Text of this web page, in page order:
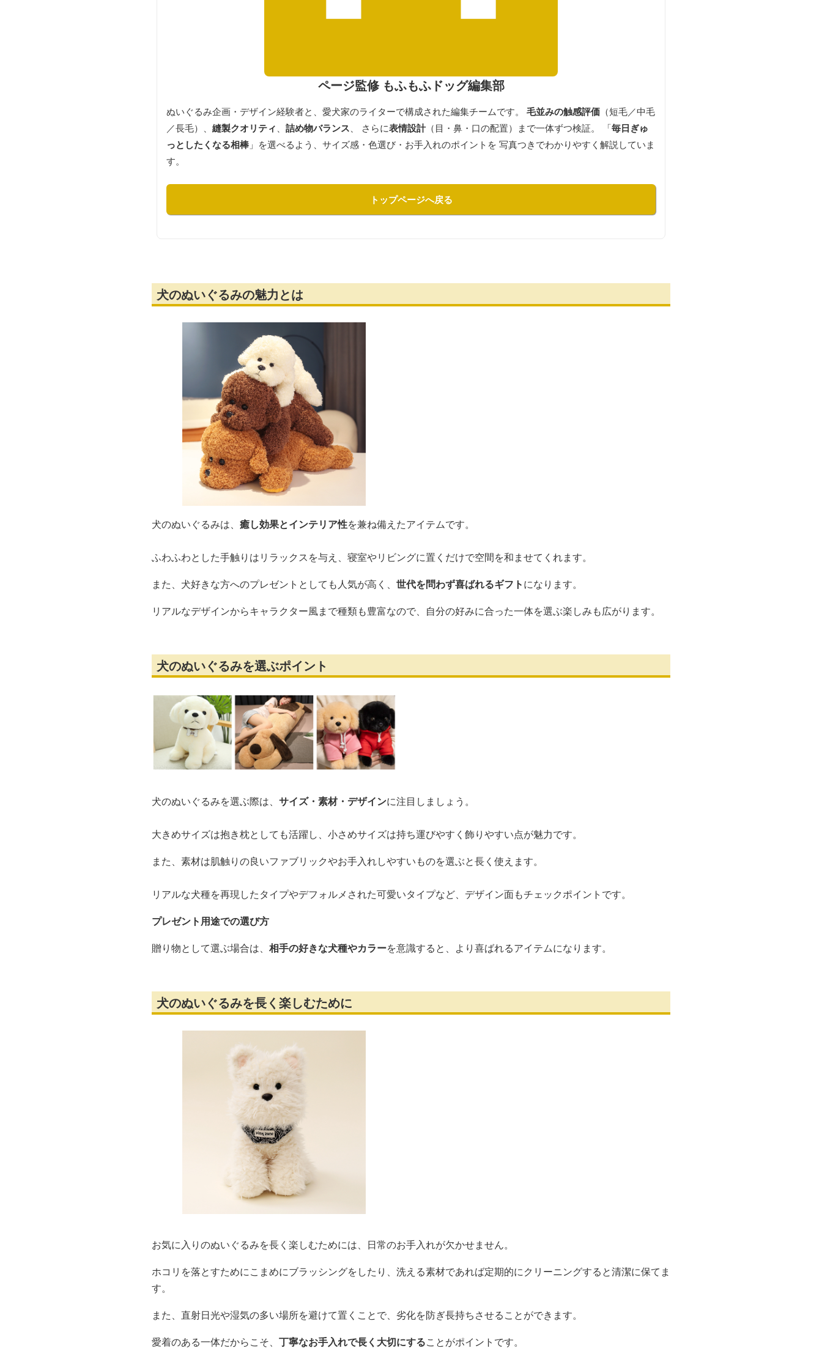
ページ監修 もふもふドッグ編集部
ぬいぐるみ企画・デザイン経験者と、愛犬家のライターで構成された編集チームです。 毛並みの触感評価 （短毛／中毛
／長毛）、 縫製クオリティ 、 詰め物バランス、 さらに表情設計（目・鼻・口の配置）まで一体ずつ検証。 「毎日ぎゅ
っとしたくなる相棒 」を選べるよう、サイズ感・色選び・お手入れのポイントを 写真つきでわかりやすく解説していま
す。
トップページへ戻る
犬のぬいぐるみの魅力とは
犬のぬいぐるみは、 癒し効果とインテリア性を兼ね備えたアイテムです。
ふわふわとした手触りはリラックスを与え、寝室やリビングに置くだけで空間を和ませてくれます。
また、犬好きな方へのプレゼントとしても人気が高く、 世代を問わず喜ばれるギフトになります。
リアルなデザインからキャラクター風まで種類も豊富なので、自分の好みに合った一体を選ぶ楽しみも広がります。
犬のぬいぐるみを選ぶポイント
犬のぬいぐるみを選ぶ際は、 サイズ・素材・デザインに注目しましょう。
大きめサイズは抱き枕としても活躍し、小さめサイズは持ち運びやすく飾りやすい点が魅力です。
また、素材は肌触りの良いファブリックやお手入れしやすいものを選ぶと長く使えます。
リアルな犬種を再現したタイプやデフォルメされた可愛いタイプなど、デザイン面もチェックポイントです。
プレゼント用途での選び方
贈り物として選ぶ場合は、 相手の好きな犬種やカラーを意識すると、より喜ばれるアイテムになります。
犬のぬいぐるみを長く楽しむために
お気に入りのぬいぐるみを長く楽しむためには、日常のお手入れが欠かせません。
ホコリを落とすためにこまめにブラッシングをしたり、洗える素材であれば定期的にクリーニングすると清潔に保てま
す。
また、直射日光や湿気の多い場所を避けて置くことで、劣化を防ぎ長持ちさせることができます。
愛着のある一体だからこそ、 丁寧なお手入れで長く大切にすることがポイントです。